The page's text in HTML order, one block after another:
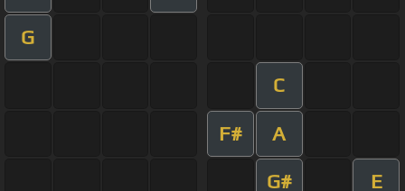
G
C
F# A
G# E